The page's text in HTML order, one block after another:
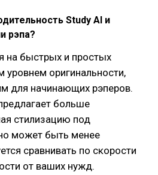
Study AI и
рэпа?
на быстрых и простых
уровнем оригинальности,
для начинающих рэперов.
больше
стилизацию под
может быть менее
сравнивать по скорости
от ваших нужд.